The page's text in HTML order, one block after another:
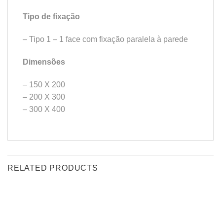
Tipo de fixação
– Tipo 1 – 1 face com fixação paralela à parede
Dimensões
– 150 X 200
– 200 X 300
– 300 X 400
RELATED PRODUCTS